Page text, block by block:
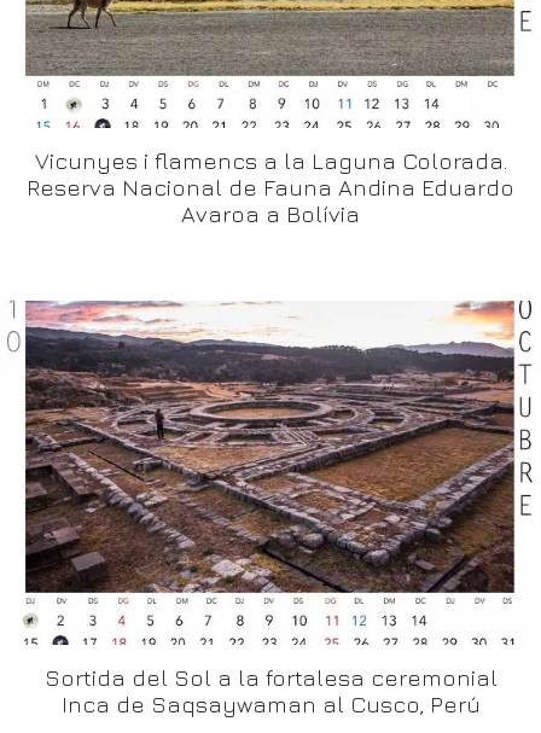
Vicunyes i flamencs a la Laguna Colorada.
Reserva Nacional de Fauna Andina Eduardo
Avaroa a Bolívia
Sortida del Sol a la fortalesa ceremonial
Inca de Saqsaywaman al Cusco, Perú